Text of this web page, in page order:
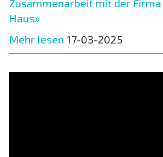
Zusammenarbeit mit der
Haus»
Mehr lesen 17-03-2025